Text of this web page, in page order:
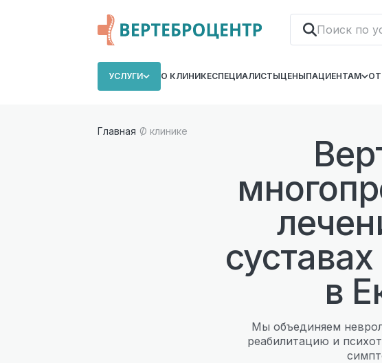
УСЛУГИ О КЛИНИКЕСПЕЦИАЛИСТЫЦЕНЫПАЦИЕНТАМ
Главная О клинике
в
Мы объединяем
реабилитацию и